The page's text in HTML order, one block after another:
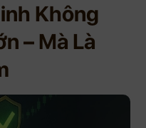
Không
– Mà Là